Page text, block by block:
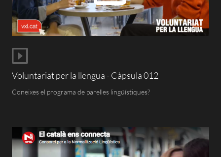
Voluntariat per la llengua - Càpsula 012
Coneixes el programa de parelles lingüístiques?